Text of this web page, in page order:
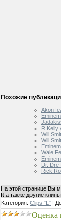
Похожие
Akon
R Kelly
Will
Will
Wale
Dr. Dre
Rick
На этой странице Вы
It ,а также другие
Категория: Clips "L" |
Оценка